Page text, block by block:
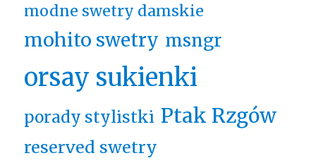
modne swetry damskie
mohito swetry msngr
orsay sukienki
porady stylistki Ptak Rzgów
reserved swetry